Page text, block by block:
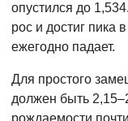
опустился до
рос и достиг пика
ежегодно падает.
Для простого
должен быть